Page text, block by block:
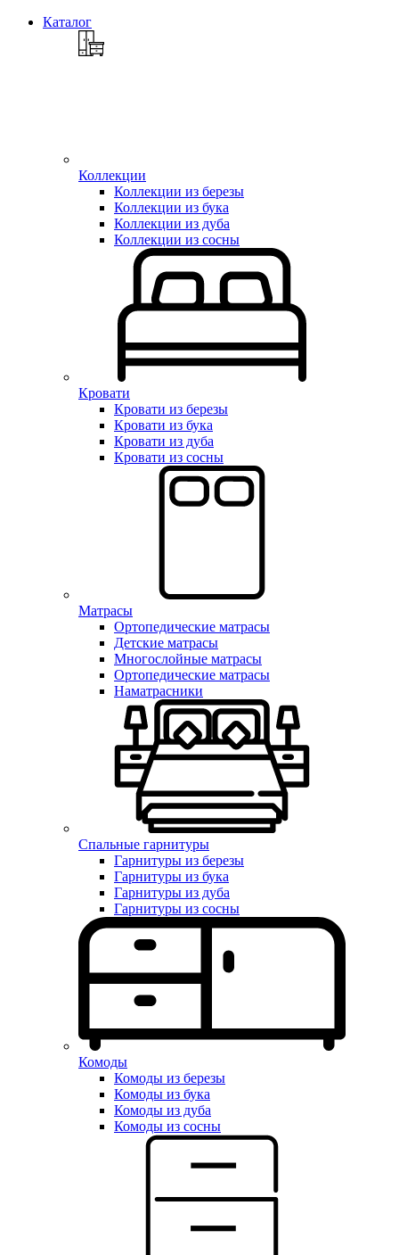
Каталог
Коллекции
Коллекции из березы
Коллекции из бука
Коллекции из дуба
Коллекции из сосны
Кровати
Кровати из березы
Кровати из бука
Кровати из дуба
Кровати из сосны
Матрасы
Ортопедические матрасы
Детские матрасы
Многослойные матрасы
Ортопедические матрасы
Наматрасники
Спальные гарнитуры
Гарнитуры из березы
Гарнитуры из бука
Гарнитуры из дуба
Гарнитуры из сосны
Комоды
Комоды из березы
Комоды из бука
Комоды из дуба
Комоды из сосны